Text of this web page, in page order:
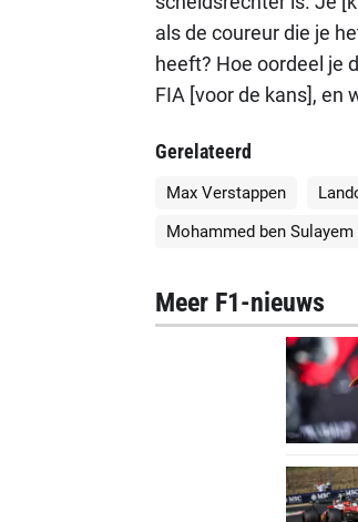
als de coureur die je
heeft? Hoe oordeel je
FIA [voor de kans], en
Gerelateerd
Max Verstappen
Mohammed ben Sulayem
Meer F1-nieuws